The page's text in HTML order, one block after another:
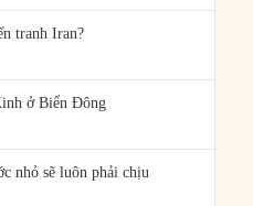
tranh Iran?
ở Biển Đông
nhỏ sẽ luôn phải chịu